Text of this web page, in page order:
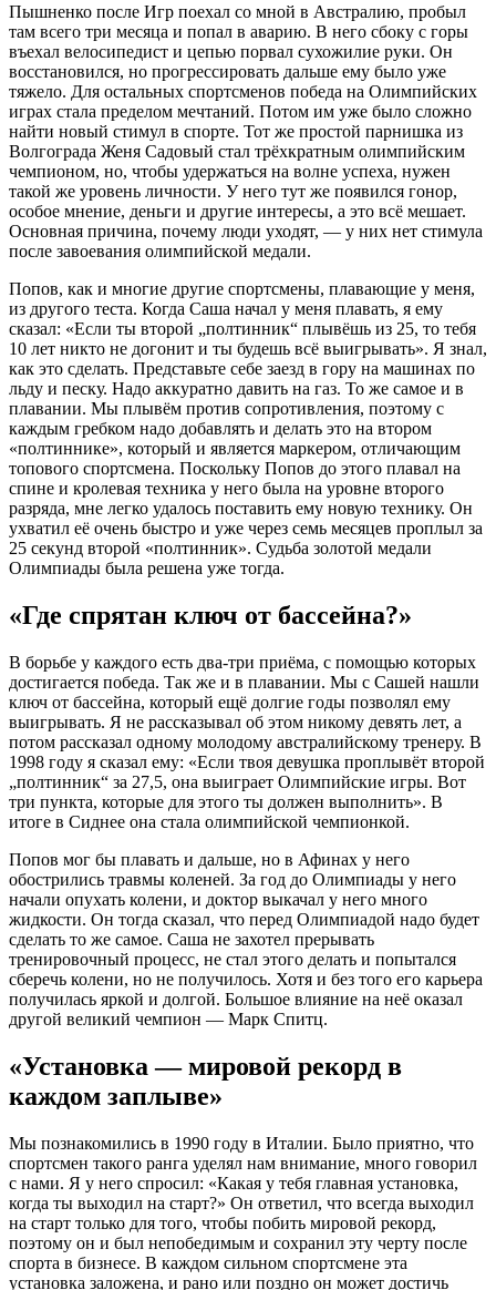
Пышненко после Игр поехал со мной в Австралию, пробыл
там всего три месяца и попал в аварию. В него сбоку с горы
въехал велосипедист и цепью порвал сухожилие руки. Он
восстановился, но прогрессировать дальше ему было уже
тяжело. Для остальных спортсменов победа на Олимпийских
играх стала пределом мечтаний. Потом им уже было сложно
найти новый стимул в спорте. Тот же простой парнишка из
Волгограда Женя Садовый стал трёхкратным олимпийским
чемпионом, но, чтобы удержаться на волне успеха, нужен
такой же уровень личности. У него тут же появился гонор,
особое мнение, деньги и другие интересы, а это всё мешает.
Основная причина, почему люди уходят, — у них нет стимула
после завоевания олимпийской медали.
Попов, как и многие другие спортсмены, плавающие у меня,
из другого теста. Когда Саша начал у меня плавать, я ему
сказал: «Если ты второй „полтинник“ плывёшь из 25, то тебя
10 лет никто не догонит и ты будешь всё выигрывать». Я знал,
как это сделать. Представьте себе заезд в гору на машинах по
льду и песку. Надо аккуратно давить на газ. То же самое и в
плавании. Мы плывём против сопротивления, поэтому с
каждым гребком надо добавлять и делать это на втором
«полтиннике», который и является маркером, отличающим
топового спортсмена. Поскольку Попов до этого плавал на
спине и кролевая техника у него была на уровне второго
разряда, мне легко удалось поставить ему новую технику. Он
ухватил её очень быстро и уже через семь месяцев проплыл за
25 секунд второй «полтинник». Судьба золотой медали
Олимпиады была решена уже тогда.
«Где спрятан ключ от бассейна?»
В борьбе у каждого есть два-три приёма, с помощью которых
достигается победа. Так же и в плавании. Мы с Сашей нашли
ключ от бассейна, который ещё долгие годы позволял ему
выигрывать. Я не рассказывал об этом никому девять лет, а
потом рассказал одному молодому австралийскому тренеру. В
1998 году я сказал ему: «Если твоя девушка проплывёт второй
„полтинник“ за 27,5, она выиграет Олимпийские игры. Вот
три пункта, которые для этого ты должен выполнить». В
итоге в Сиднее она стала олимпийской чемпионкой.
Попов мог бы плавать и дальше, но в Афинах у него
обострились травмы коленей. За год до Олимпиады у него
начали опухать колени, и доктор выкачал у него много
жидкости. Он тогда сказал, что перед Олимпиадой надо будет
сделать то же самое. Саша не захотел прерывать
тренировочный процесс, не стал этого делать и попытался
сберечь колени, но не получилось. Хотя и без того его карьера
получилась яркой и долгой. Большое влияние на неё оказал
другой великий чемпион — Марк Спитц.
«Установка — мировой рекорд в
каждом заплыве»
Мы познакомились в 1990 году в Италии. Было приятно, что
спортсмен такого ранга уделял нам внимание, много говорил
с нами. Я у него спросил: «Какая у тебя главная установка,
когда ты выходил на старт?» Он ответил, что всегда выходил
на старт только для того, чтобы побить мировой рекорд,
поэтому он и был непобедимым и сохранил эту черту после
спорта в бизнесе. В каждом сильном спортсмене эта
установка заложена, и рано или поздно он может достичь